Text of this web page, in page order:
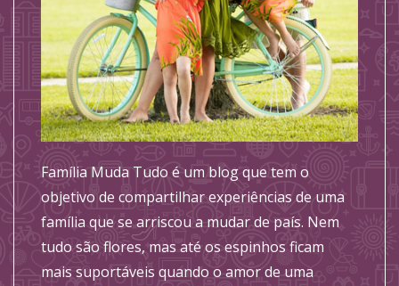
Família Muda Tudo é um blog que tem o
objetivo de compartilhar experiências de uma
família que se arriscou a mudar de país. Nem
tudo são flores, mas até os espinhos ficam
mais suportáveis quando o amor de uma